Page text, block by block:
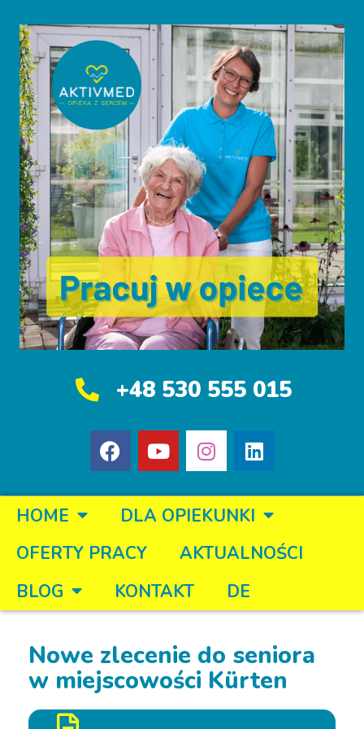
+48 530 555 015
HOME
DLA OPIEKUNKI
OFERTY PRACY
AKTUALNOŚCI
BLOG
KONTAKT DE
Nowe zlecenie do seniora
w miejscowości Kürten